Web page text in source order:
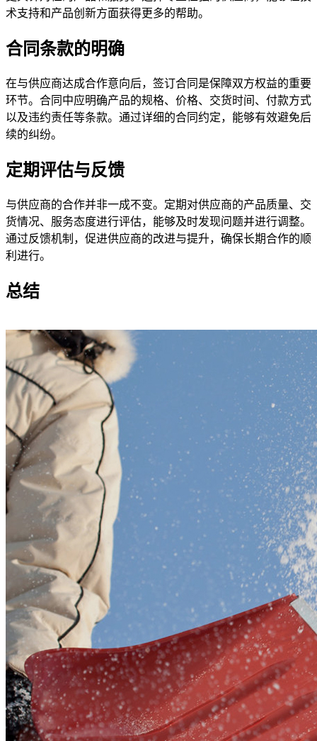
术支持和产品创新方面获得更多的帮助。
合同条款的明确
在与供应商达成合作意向后，签订合同是保障双方权益的重要
环节。合同中应明确产品的规格、价格、交货时间、付款方式
以及违约责任等条款。通过详细的合同约定，能够有效避免后
续的纠纷。
定期评估与反馈
与供应商的合作并非一成不变。定期对供应商的产品质量、交
货情况、服务态度进行评估，能够及时发现问题并进行调整。
通过反馈机制，促进供应商的改进与提升，确保长期合作的顺
利进行。
总结